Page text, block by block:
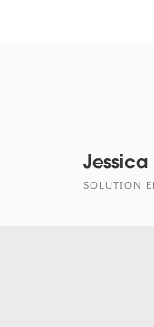
Jessica
SOLUTION